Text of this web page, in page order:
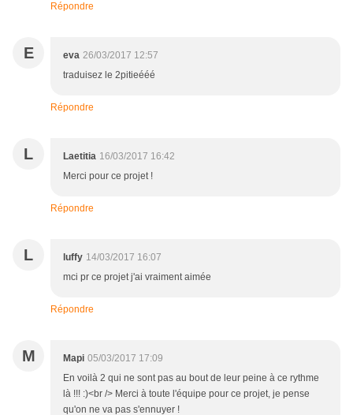
Répondre
E eva 26/03/2017 12:57
traduisez le 2pitieééé
Répondre
L Laetitia 16/03/2017 16:42
Merci pour ce projet !
Répondre
L luffy 14/03/2017 16:07
mci pr ce projet j'ai vraiment aimée
Répondre
M Mapi 05/03/2017 17:09
En voilà 2 qui ne sont pas au bout de leur peine à ce rythme
là !!! :)<br /> Merci à toute l'équipe pour ce projet, je pense
qu'on ne va pas s'ennuyer !